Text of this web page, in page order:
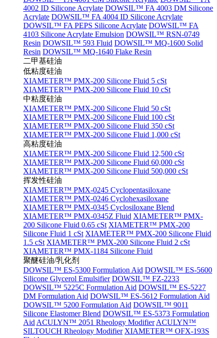
4002 ID Silicone Acrylate DOWSIL™ FA 4003 DM Silicone
Acrylate DOWSIL™ FA 4004 ID Silicone Acrylate
DOWSIL™ FA PEPS Silicone Acrylate DOWSIL™ FA
4103 Silicone Acrylate Emulsion DOWSIL™ RSN-0749
Resin DOWSIL™ 593 Fluid DOWSIL™ MQ-1600 Solid
Resin DOWSIL™ MQ-1640 Flake Resin
二甲基硅油
低粘度硅油
XIAMETER™ PMX-200 Silicone Fluid 5 cSt
XIAMETER™ PMX-200 Silicone Fluid 10 cSt
中粘度硅油
XIAMETER™ PMX-200 Silicone Fluid 50 cSt
XIAMETER™ PMX-200 Silicone Fluid 100 cSt
XIAMETER™ PMX-200 Silicone Fluid 350 cSt
XIAMETER™ PMX-200 Silicone Fluid 1,000 cSt
高粘度硅油
XIAMETER™ PMX-200 Silicone Fluid 12,500 cSt
XIAMETER™ PMX-200 Silicone Fluid 60,000 cSt
XIAMETER™ PMX-200 Silicone Fluid 500,000 cSt
挥发性硅油
XIAMETER™ PMX-0245 Cyclopentasiloxane
XIAMETER™ PMX-0246 Cyclohexasiloxane
XIAMETER™ PMX-0345 Cyclosiloxane Blend
XIAMETER™ PMX-0345Z Fluid XIAMETER™ PMX-
200 Silicone Fluid 0.65 cSt XIAMETER™ PMX-200
Silicone Fluid 1 cSt XIAMETER™ PMX-200 Silicone Fluid
1.5 cSt XIAMETER™ PMX-200 Silicone Fluid 2 cSt
XIAMETER™ PMX-1184 Silicone Fluid
聚醚硅油/乳化剂
DOWSIL™ ES-5300 Formulation Aid DOWSIL™ ES-5600
Silicone Glycerol Emulsifier DOWSIL™ FZ-2233
DOWSIL™ 5225C Formulation Aid DOWSIL™ ES-5227
DM Formulation Aid DOWSIL™ ES-5612 Formulation Aid
DOWSIL™ 5200 Formulation Aid DOWSIL™ 9011
Silicone Elastomer Blend DOWSIL™ ES-5373 Formulation
Aid ACULYN™ 2051 Rheology Modifier ACULYN™
SILTOUCH Rheology Modifier XIAMETER™ OFX-193S